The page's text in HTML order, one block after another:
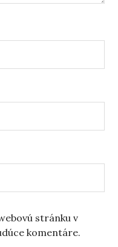
stránku v
komentáre.